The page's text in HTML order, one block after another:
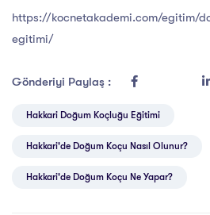
https://kocnetakademi.com/egitim/
egitimi/
Gönderiyi Paylaş :
Hakkari Doğum Koçluğu Eğitimi
Hakkari'de Doğum Koçu Nasıl Olunur?
Hakkari'de Doğum Koçu Ne Yapar?